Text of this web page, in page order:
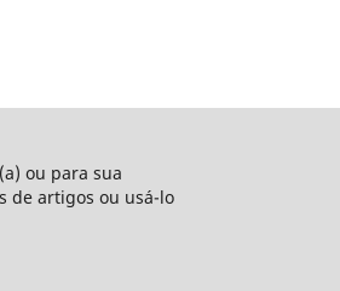
ou para sua
de artigos ou usá-lo